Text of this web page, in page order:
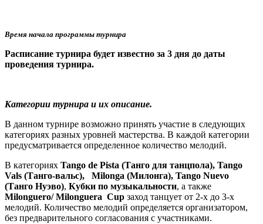
Время начала программы турнира
Расписание турнира будет известно за 3 дня до даты
проведения турнира.
Категории турнира и их описание.
В данном турнире возможно принять участие в следующих
категориях разных уровней мастерства. В каждой категории
предусматривается определенное количество мелодий.
В категориях Tango de Pista (Танго для танцпола), Tango
Vals (Танго-вальс), Milonga (Милонга), Tango Nuevo
(Танго Нуэво), Кубки по музыкальности, а также
Milonguero/Milonguera Cup заход танцует от 2-х до 3-х
мелодий. Количество мелодий определяется организатором,
без предварительного согласования с участниками.